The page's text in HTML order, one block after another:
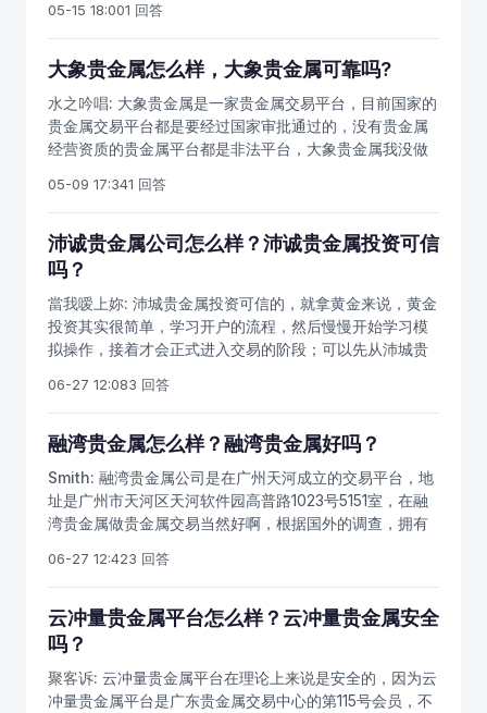
获利，也能让你的交易资金更加安全，免除后顾之忧。
05-15 18:001 回答
大象贵金属怎么样，大象贵金属可靠吗?
水之吟唱: 大象贵金属是一家贵金属交易平台，目前国家的
贵金属交易平台都是要经过国家审批通过的，没有贵金属
经营资质的贵金属平台都是非法平台，大象贵金属我没做
是国内第一家现货上市公司银科控股旗下的公司开发出来
的交易软件，你可以去了解一下。
05-09 17:341 回答
沛诚贵金属公司怎么样？沛诚贵金属投资可信
吗？
當我嗳上妳: 沛城贵金属投资可信的，就拿黄金来说，黄金
投资其实很简单，学习开户的流程，然后慢慢开始学习模
拟操作，接着才会正式进入交易的阶段；可以先从沛城贵
贵金属投资领域中，光是有资金是不行的，还要有心态、
技术、判断力。
06-27 12:083 回答
融湾贵金属怎么样？融湾贵金属好吗？
Smith: 融湾贵金属公司是在广州天河成立的交易平台，地
址是广州市天河区天河软件园高普路1023号5151室，在融
湾贵金属做贵金属交易当然好啊，根据国外的调查，拥有
投资贵金属的投资组合每年提高1.65%，也就是说做贵金
属交易的投资者资产增长会比别人快。
06-27 12:423 回答
云冲量贵金属平台怎么样？云冲量贵金属安全
吗？
聚客诉: 云冲量贵金属平台在理论上来说是安全的，因为云
冲量贵金属平台是广东贵金属交易中心的第115号会员，不